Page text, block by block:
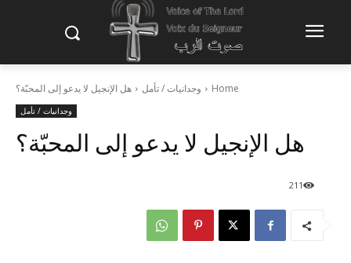
Home وجدانيات / تأمل هل الإنجيل لا يدعو إلى المحبّة؟
وجدانيات / تأمل
هل الإنجيل لا يدعو إلى المحبّة؟
211